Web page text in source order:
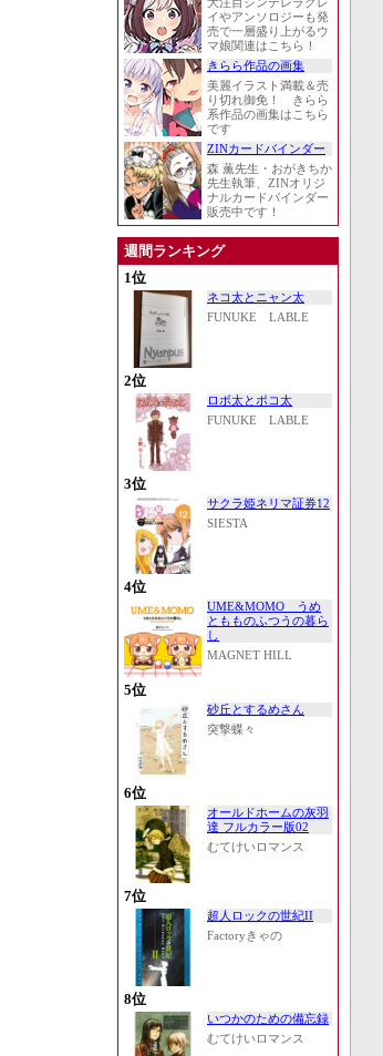
大注目シンデレラグレ
イやアンソロジーも発
売で一層盛り上がるウ
マ娘関連はこちら！
きらら作品の画集
美麗イラスト満載＆売
り切れ御免！ きらら
系作品の画集はこちら
です
ZINカードバインダー
森 薫先生・おがきちか
先生執筆、ZINオリジ
ナルカードバインダー
販売中です！
週間ランキング
1位
ネコ太とニャン太
FUNUKE LABLE
2位
ロボ太とポコ太
FUNUKE LABLE
3位
サクラ姫ネリマ証券12
SIESTA
4位
UME&MOMO うめ
ともものふつうの暮ら
し
MAGNET HILL
5位
砂丘とするめさん
突撃蝶々
6位
オールドホームの灰羽
達 フルカラー版02
むてけいロマンス
7位
超人ロックの世紀II
Factoryきゃの
8位
いつかのための備忘録
むてけいロマンス